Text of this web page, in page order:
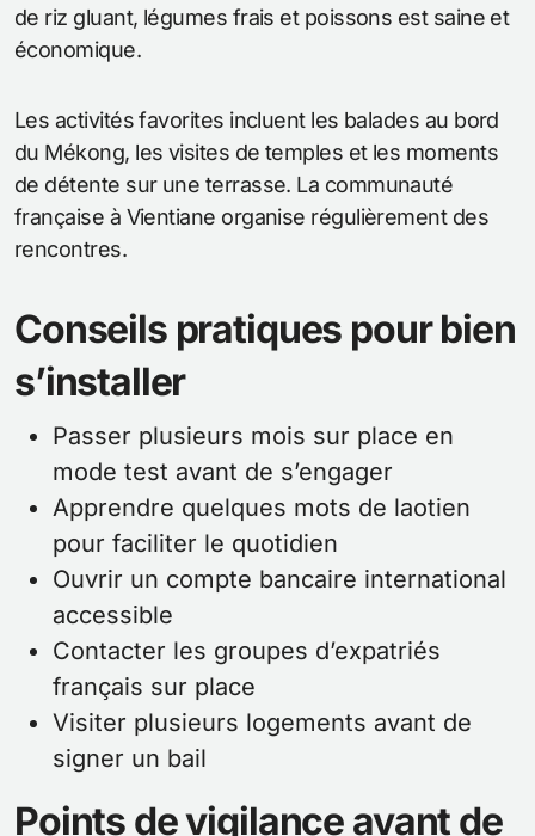
de riz gluant, légumes frais et poissons est saine et
économique.
Les activités favorites incluent les balades au bord
du Mékong, les visites de temples et les moments
de détente sur une terrasse. La communauté
française à Vientiane organise régulièrement des
rencontres.
Conseils pratiques pour bien
s’installer
Passer plusieurs mois sur place en
mode test avant de s’engager
Apprendre quelques mots de laotien
pour faciliter le quotidien
Ouvrir un compte bancaire international
accessible
Contacter les groupes d’expatriés
français sur place
Visiter plusieurs logements avant de
signer un bail
Points de vigilance avant de